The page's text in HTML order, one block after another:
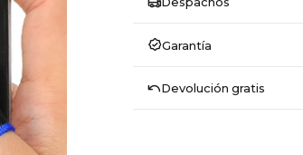
Garantía
Devolución gratis